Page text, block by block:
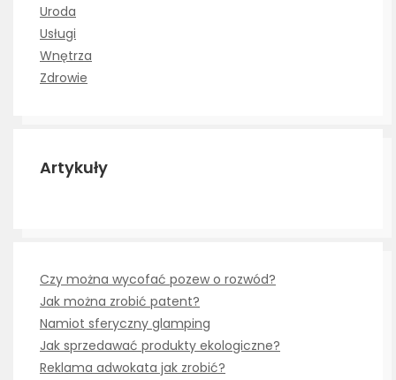
Uroda
Usługi
Wnętrza
Zdrowie
Artykuły
Czy można wycofać pozew o rozwód?
Jak można zrobić patent?
Namiot sferyczny glamping
Jak sprzedawać produkty ekologiczne?
Reklama adwokata jak zrobić?